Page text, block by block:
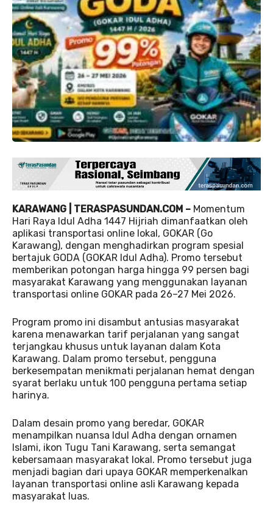
KARAWANG | TERASPASUNDAN.COM – Momentum
Hari Raya Idul Adha 1447 Hijriah dimanfaatkan oleh
aplikasi transportasi online lokal, GOKAR (Go
Karawang), dengan menghadirkan program spesial
bertajuk GODA (GOKAR Idul Adha). Promo tersebut
memberikan potongan harga hingga 99 persen bagi
masyarakat Karawang yang menggunakan layanan
transportasi online GOKAR pada 26–27 Mei 2026.
Program promo ini disambut antusias masyarakat
karena menawarkan tarif perjalanan yang sangat
terjangkau khusus untuk layanan dalam Kota
Karawang. Dalam promo tersebut, pengguna
berkesempatan menikmati perjalanan hemat dengan
syarat berlaku untuk 100 pengguna pertama setiap
harinya.
Dalam desain promo yang beredar, GOKAR
menampilkan nuansa Idul Adha dengan ornamen
Islami, ikon Tugu Tani Karawang, serta semangat
kebersamaan masyarakat lokal. Promo tersebut juga
menjadi bagian dari upaya GOKAR memperkenalkan
layanan transportasi online asli Karawang kepada
masyarakat luas.